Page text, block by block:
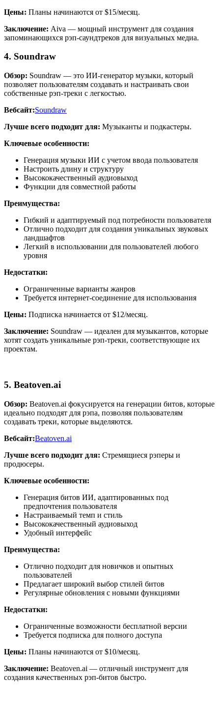
Цены: Планы начинаются от $15/месяц.
Заключение: Aiva — мощный инструмент для создания
запоминающихся рэп-саундтреков для визуальных медиа.
4. Soundraw
Обзор: Soundraw — это ИИ-генератор музыки, который
позволяет пользователям создавать и настраивать свои
собственные рэп-треки с легкостью.
Вебсайт:Soundraw
Лучше всего подходит для: Музыканты и подкастеры.
Ключевые особенности:
Генерация музыки ИИ с учетом ввода пользователя
Настроить длину и структуру
Высококачественный аудиовыход
Функции для совместной работы
Преимущества:
Гибкий и адаптируемый под потребности пользователя
Отлично подходит для создания уникальных звуковых
ландшафтов
Легкий в использовании для пользователей любого
уровня
Недостатки:
Ограниченные варианты жанров
Требуется интернет-соединение для использования
Цены: Подписка начинается от $12/месяц.
Заключение: Soundraw — идеален для музыкантов, которые
хотят создать уникальные рэп-треки, соответствующие их
проектам.
5. Beatoven.ai
Обзор: Beatoven.ai фокусируется на генерации битов, которые
идеально подходят для рэпа, позволяя пользователям
создавать треки, которые выделяются.
Вебсайт:Beatoven.ai
Лучше всего подходит для: Стремящиеся рэперы и
продюсеры.
Ключевые особенности:
Генерация битов ИИ, адаптированных под
предпочтения пользователя
Настраиваемый темп и стиль
Высококачественный аудиовыход
Удобный интерфейс
Преимущества:
Отлично подходит для новичков и опытных
пользователей
Предлагает широкий выбор стилей битов
Регулярные обновления с новыми функциями
Недостатки:
Ограниченные возможности бесплатной версии
Требуется подписка для полного доступа
Цены: Планы начинаются от $10/месяц.
Заключение: Beatoven.ai — отличный инструмент для
создания качественных рэп-битов быстро.